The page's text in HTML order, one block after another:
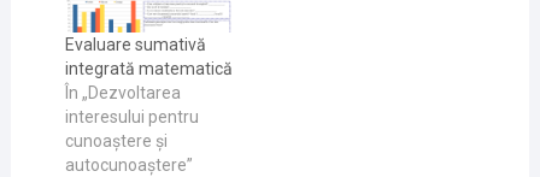
Evaluare sumativă
integrată matematică
În „Dezvoltarea
interesului pentru
cunoaştere și
autocunoaştere”